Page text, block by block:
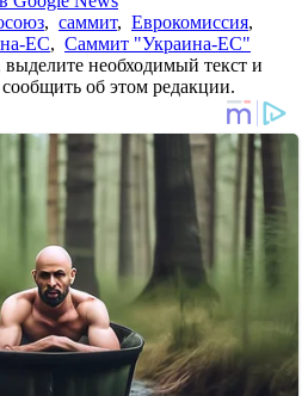
, саммит, Еврокомиссия,
ЕС, Саммит "Украина-ЕС"
необходимый текст и
об этом редакции.